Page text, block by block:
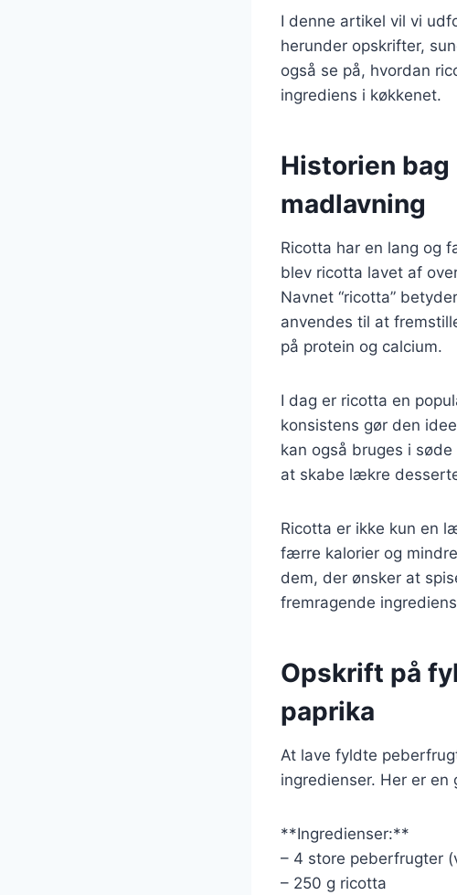
I denne artikel vil vi
herunder opskrifter,
også se på, hvordan
ingrediens i køkkenet.
Historien
madlavning
Ricotta har en lang og
blev ricotta lavet af
Navnet “ricotta”
anvendes til at
på protein og calcium.
I dag er ricotta en
konsistens gør den
kan også bruges i
at skabe lækre
Ricotta er ikke kun en
færre kalorier og
dem, der ønsker at
fremragende
Opskrift på
paprika
At lave fyldte
ingredienser. Her er
**Ingredienser:**
– 4 store peberfrugter
– 250 g ricotta